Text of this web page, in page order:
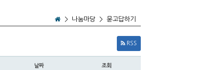
> 나눔마당> 묻고답하기
RSS
날짜 조회